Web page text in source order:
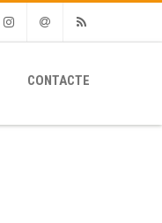
CONTACTE